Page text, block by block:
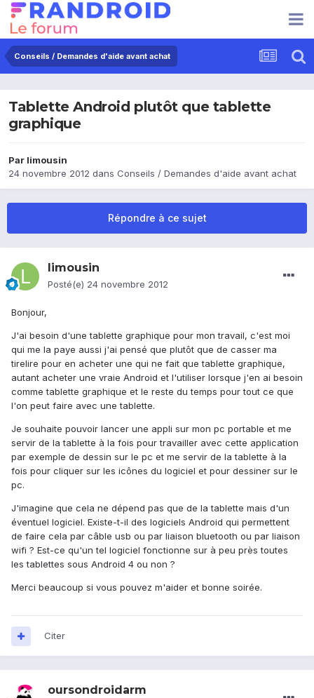
Conseils / Demandes d'aide avant achat
Tablette Android plutôt que tablette
graphique
Par limousin
24 novembre 2012 dans Conseils / Demandes d'aide avant achat
Répondre à ce sujet
limousin
Posté(e) 24 novembre 2012
Bonjour,
J'ai besoin d'une tablette graphique pour mon travail, c'est moi
qui me la paye aussi j'ai pensé que plutôt que de casser ma
tirelire pour en acheter une qui ne fait que tablette graphique,
autant acheter une vraie Android et l'utiliser lorsque j'en ai besoin
comme tablette graphique et le reste du temps pour tout ce que
l'on peut faire avec une tablette.
Je souhaite pouvoir lancer une appli sur mon pc portable et me
servir de la tablette à la fois pour travailler avec cette application
par exemple de dessin sur le pc et me servir de la tablette à la
fois pour cliquer sur les icônes du logiciel et pour dessiner sur le
pc.
J'imagine que cela ne dépend pas que de la tablette mais d'un
éventuel logiciel. Existe-t-il des logiciels Android qui permettent
de faire cela par câble usb ou par liaison bluetooth ou par liaison
wifi ? Est-ce qu'un tel logiciel fonctionne sur à peu près toutes
les tablettes sous Android 4 ou non ?
Merci beaucoup si vous pouvez m'aider et bonne soirée.
Citer
oursondroidarm